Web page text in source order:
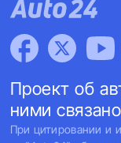
Проект об
ними
При цитировании и